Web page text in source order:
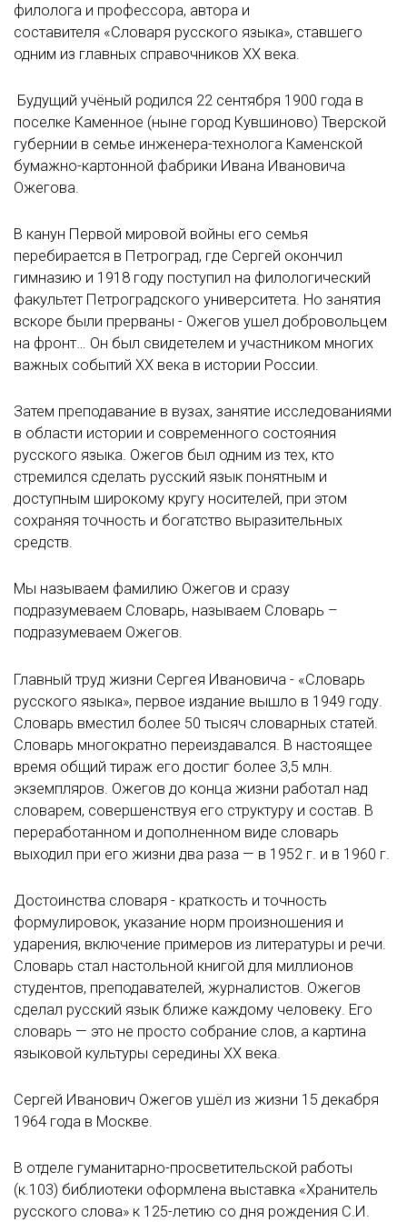
филолога и профессора, автора и
составителя «Словаря русского языка», ставшего
одним из главных справочников XX века.
Будущий учёный родился 22 сентября 1900 года в
поселке Каменное (ныне город Кувшиново) Тверской
губернии в семье инженера-технолога Каменской
бумажно-картонной фабрики Ивана Ивановича
Ожегова.
В канун Первой мировой войны его семья
перебирается в Петроград, где Сергей окончил
гимназию и 1918 году поступил на филологический
факультет Петроградского университета. Но занятия
вскоре были прерваны - Ожегов ушел добровольцем
на фронт… Он был свидетелем и участником многих
важных событий XX века в истории России.
Затем преподавание в вузах, занятие исследованиями
в области истории и современного состояния
русского языка. Ожегов был одним из тех, кто
стремился сделать русский язык понятным и
доступным широкому кругу носителей, при этом
сохраняя точность и богатство выразительных
средств.
Мы называем фамилию Ожегов и сразу
подразумеваем Словарь, называем Словарь –
подразумеваем Ожегов.
Главный труд жизни Сергея Ивановича - «Словарь
русского языка», первое издание вышло в 1949 году.
Словарь вместил более 50 тысяч словарных статей.
Словарь многократно переиздавался. В настоящее
время общий тираж его достиг более 3,5 млн.
экземпляров. Ожегов до конца жизни работал над
словарем, совершенствуя его структуру и состав. В
переработанном и дополненном виде словарь
выходил при его жизни два раза — в 1952 г. и в 1960 г.
Достоинства словаря - краткость и точность
формулировок, указание норм произношения и
ударения, включение примеров из литературы и речи.
Словарь стал настольной книгой для миллионов
студентов, преподавателей, журналистов. Ожегов
сделал русский язык ближе каждому человеку. Его
словарь — это не просто собрание слов, а картина
языковой культуры середины XX века.
Сергей Иванович Ожегов ушёл из жизни 15 декабря
1964 года в Москве.
В отделе гуманитарно-просветительской работы
(к.103) библиотеки оформлена выставка «Хранитель
русского слова» к 125-летию со дня рождения С.И.